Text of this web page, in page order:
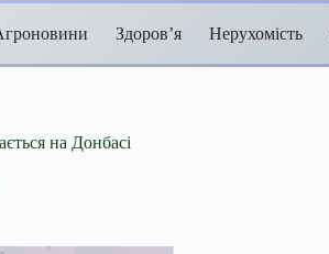
Здоров’я Нерухомість
на Донбасі